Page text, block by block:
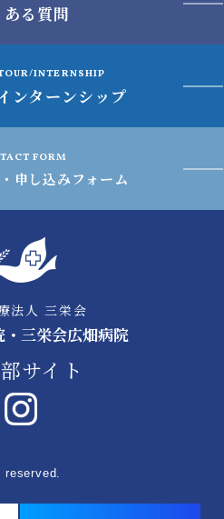
ある質問
INTERNSHIP
ンターンシップ
FORM
申し込みフォーム
法人 三栄会
・三栄会広畑病院
サイト